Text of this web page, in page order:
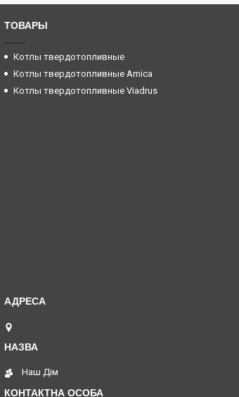
ТОВАРЫ
Котлы твердотопливные
Котлы твердотопливные Amica
Котлы твердотопливные Viadrus
Наш Дім